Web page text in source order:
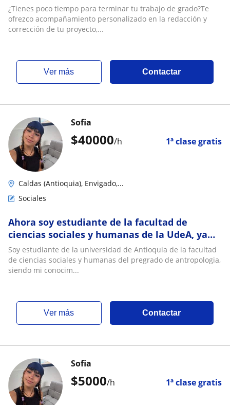
¿Tienes poco tiempo para terminar tu trabajo de grado?Te
ofrezco acompañamiento personalizado en la redacción y
corrección de tu proyecto,...
ver más Contactar
$40000/h 1ª clase gratis
Sofia
Caldas (Antioquia), Envigado,...
Sociales
Ahora soy estudiante de la facultad de
ciencias sociales y humanas de la UdeA, ya
este siendo mi tercer año de cuatro
Soy estudiante de la universidad de Antioquia de la facultad
de ciencias sociales y humanas del pregrado de antropologia,
siendo mi conocim...
ver más Contactar
$5000/h 1ª clase gratis
Sofia